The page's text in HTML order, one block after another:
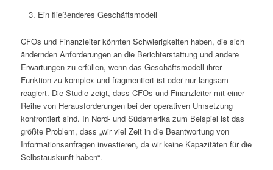
Ein fließenderes Geschäftsmodell
CFOs und Finanzleiter könnten Schwierigkeiten haben, die sich
ändernden Anforderungen an die Berichterstattung und andere
Erwartungen zu erfüllen, wenn das Geschäftsmodell ihrer
Funktion zu komplex und fragmentiert ist oder nur langsam
reagiert. Die Studie zeigt, dass CFOs und Finanzleiter mit einer
Reihe von Herausforderungen bei der operativen Umsetzung
konfrontiert sind. In Nord- und Südamerika zum Beispiel ist das
größte Problem, dass „wir viel Zeit in die Beantwortung von
Informationsanfragen investieren, da wir keine Kapazitäten für die
Selbstauskunft haben“.